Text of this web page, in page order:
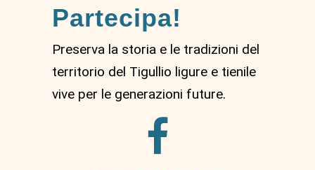
Partecipa!
Preserva la storia e le tradizioni del
territorio del Tigullio ligure e tienile
vive per le generazioni future.